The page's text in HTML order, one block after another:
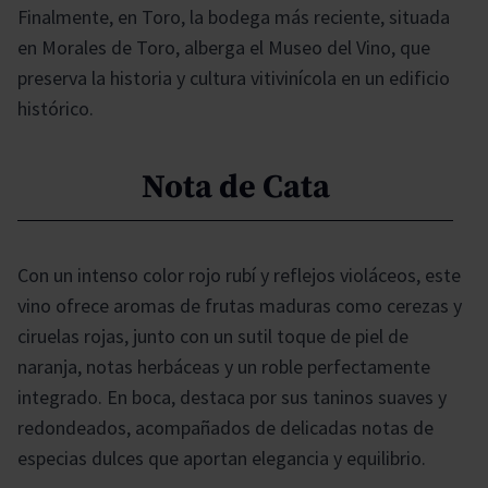
Finalmente, en Toro, la bodega más reciente, situada
en Morales de Toro, alberga el Museo del Vino, que
preserva la historia y cultura vitivinícola en un edificio
histórico.
Nota de Cata
Con un intenso color rojo rubí y reflejos violáceos, este
vino ofrece aromas de frutas maduras como cerezas y
ciruelas rojas, junto con un sutil toque de piel de
naranja, notas herbáceas y un roble perfectamente
integrado. En boca, destaca por sus taninos suaves y
redondeados, acompañados de delicadas notas de
especias dulces que aportan elegancia y equilibrio.